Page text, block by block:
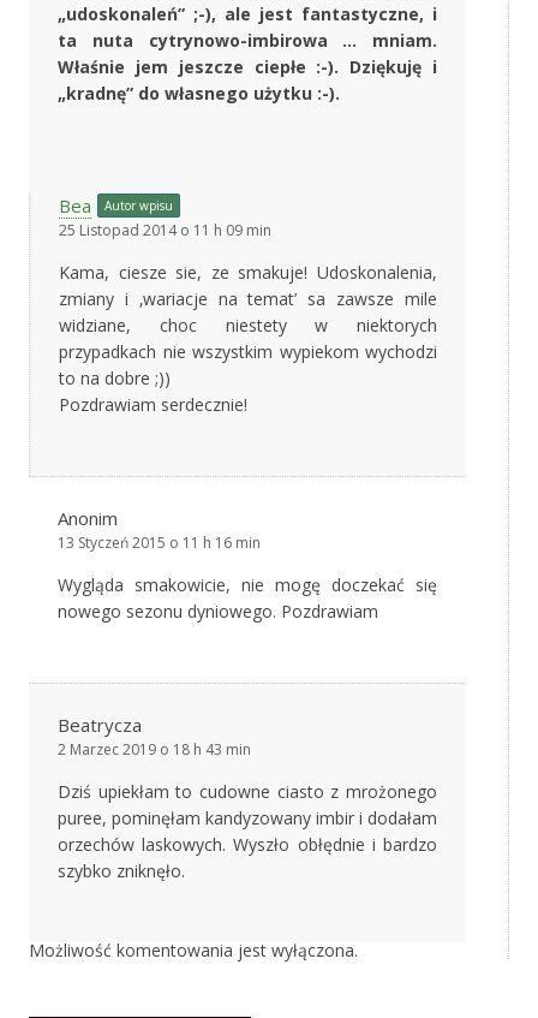
„udoskonaleń” ;-), ale jest fantastyczne, i
ta nuta cytrynowo-imbirowa … mniam.
Właśnie jem jeszcze ciepłe :-). Dziękuję i
„kradnę” do własnego użytku :-).
Bea Autor wpisu
25 Listopad 2014 o 11 h 09 min
Kama, ciesze sie, ze smakuje! Udoskonalenia,
zmiany i ‚wariacje na temat’ sa zawsze mile
widziane, choc niestety w niektorych
przypadkach nie wszystkim wypiekom wychodzi
to na dobre ;))
Pozdrawiam serdecznie!
Anonim
13 Styczeń 2015 o 11 h 16 min
Wygląda smakowicie, nie mogę doczekać się
nowego sezonu dyniowego. Pozdrawiam
Beatrycza
2 Marzec 2019 o 18 h 43 min
Dziś upiekłam to cudowne ciasto z mrożonego
puree, pominęłam kandyzowany imbir i dodałam
orzechów laskowych. Wyszło obłędnie i bardzo
szybko zniknęło.
Możliwość komentowania jest wyłączona.